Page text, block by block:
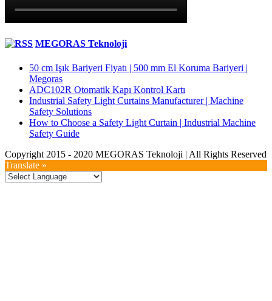
MEGORAS Teknoloji
50 cm Işık Bariyeri Fiyatı | 500 mm El Koruma Bariyeri |
Megoras
ADC102R Otomatik Kapı Kontrol Kartı
Industrial Safety Light Curtains Manufacturer | Machine
Safety Solutions
How to Choose a Safety Light Curtain | Industrial Machine
Safety Guide
Copyright 2015 - 2020 MEGORAS Teknoloji | All Rights Reserved
YouTube
Twitter
LinkedIn
Facebook
Toggle
Sliding
Translate »